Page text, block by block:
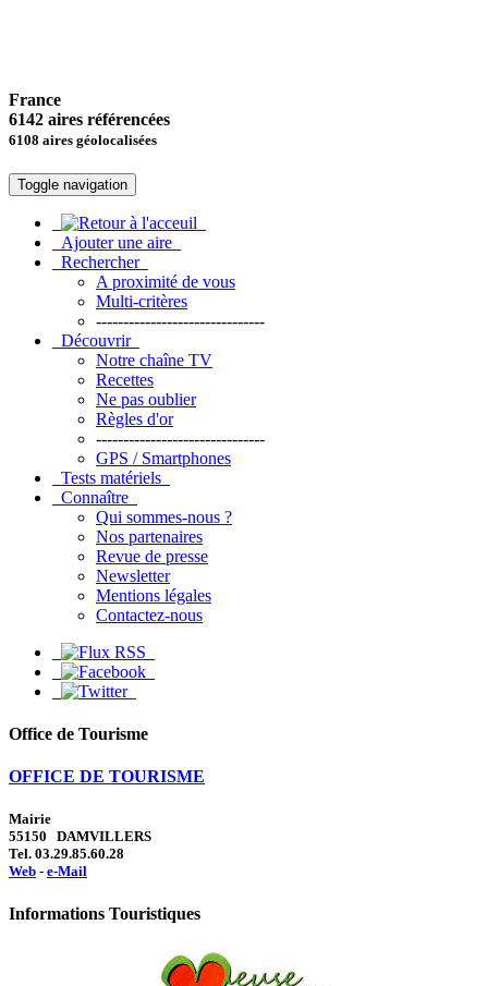
France
6142 aires référencées
6108 aires géolocalisées
Toggle navigation
Ajouter une aire
Rechercher
A proximité de vous
Multi-critères
-------------------------------
Découvrir
Notre chaîne TV
Recettes
Ne pas oublier
Règles d'or
-------------------------------
GPS / Smartphones
Tests matériels
Connaître
Qui sommes-nous ?
Nos partenaires
Revue de presse
Newsletter
Mentions légales
Contactez-nous
Office de Tourisme
OFFICE DE TOURISME
Mairie
55150 DAMVILLERS
Tel. 03.29.85.60.28
Web - e-Mail
Informations Touristiques